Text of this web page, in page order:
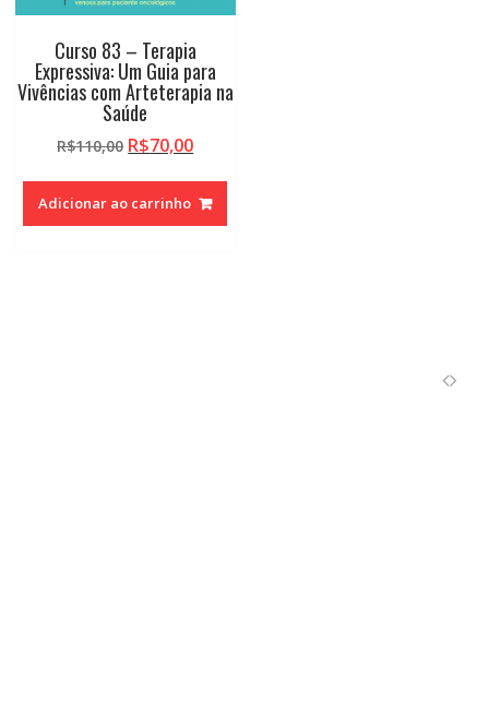
Curso 83 – Terapia
Expressiva: Um Guia para
Vivências com Arteterapia na
Saúde
R$110,00 O
original
era:
R$70,00O
atual
é:
Adicionar ao carrinho